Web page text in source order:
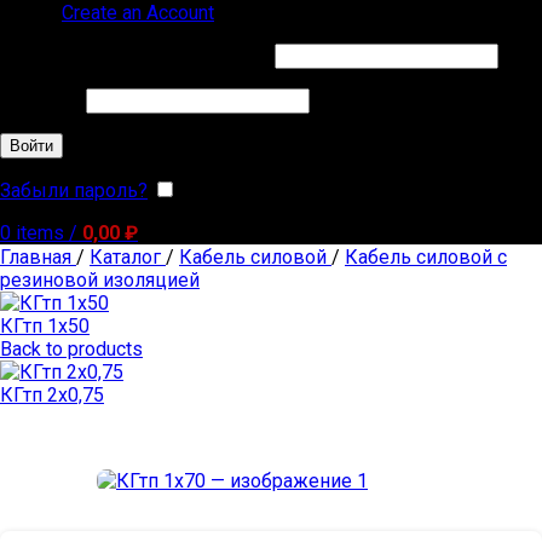
Create an Account
Войти
Забыли пароль?
0 items / 0,00 ₽
Главная / Каталог / Кабель силовой / Кабель силовой с
резиновой изоляцией
КГтп 1х50
Back to products
КГтп 2х0,75